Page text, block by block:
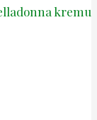
kremu